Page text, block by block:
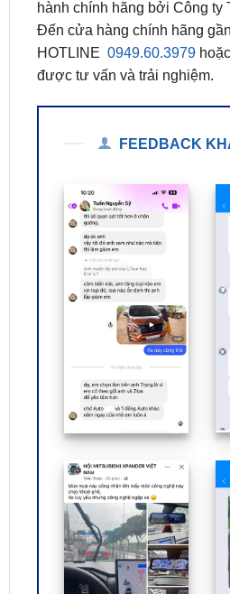
HOTLINE0949.60.3979
được tư vấn và trải nghiệm.